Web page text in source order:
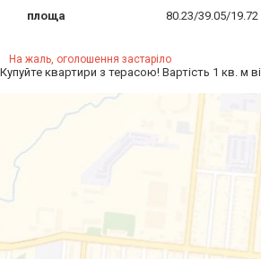
площа 80.23/39.05/19.72
На жаль, оголошення застаріло
Купуйте квартири з терасою! Вартість 1 кв. м